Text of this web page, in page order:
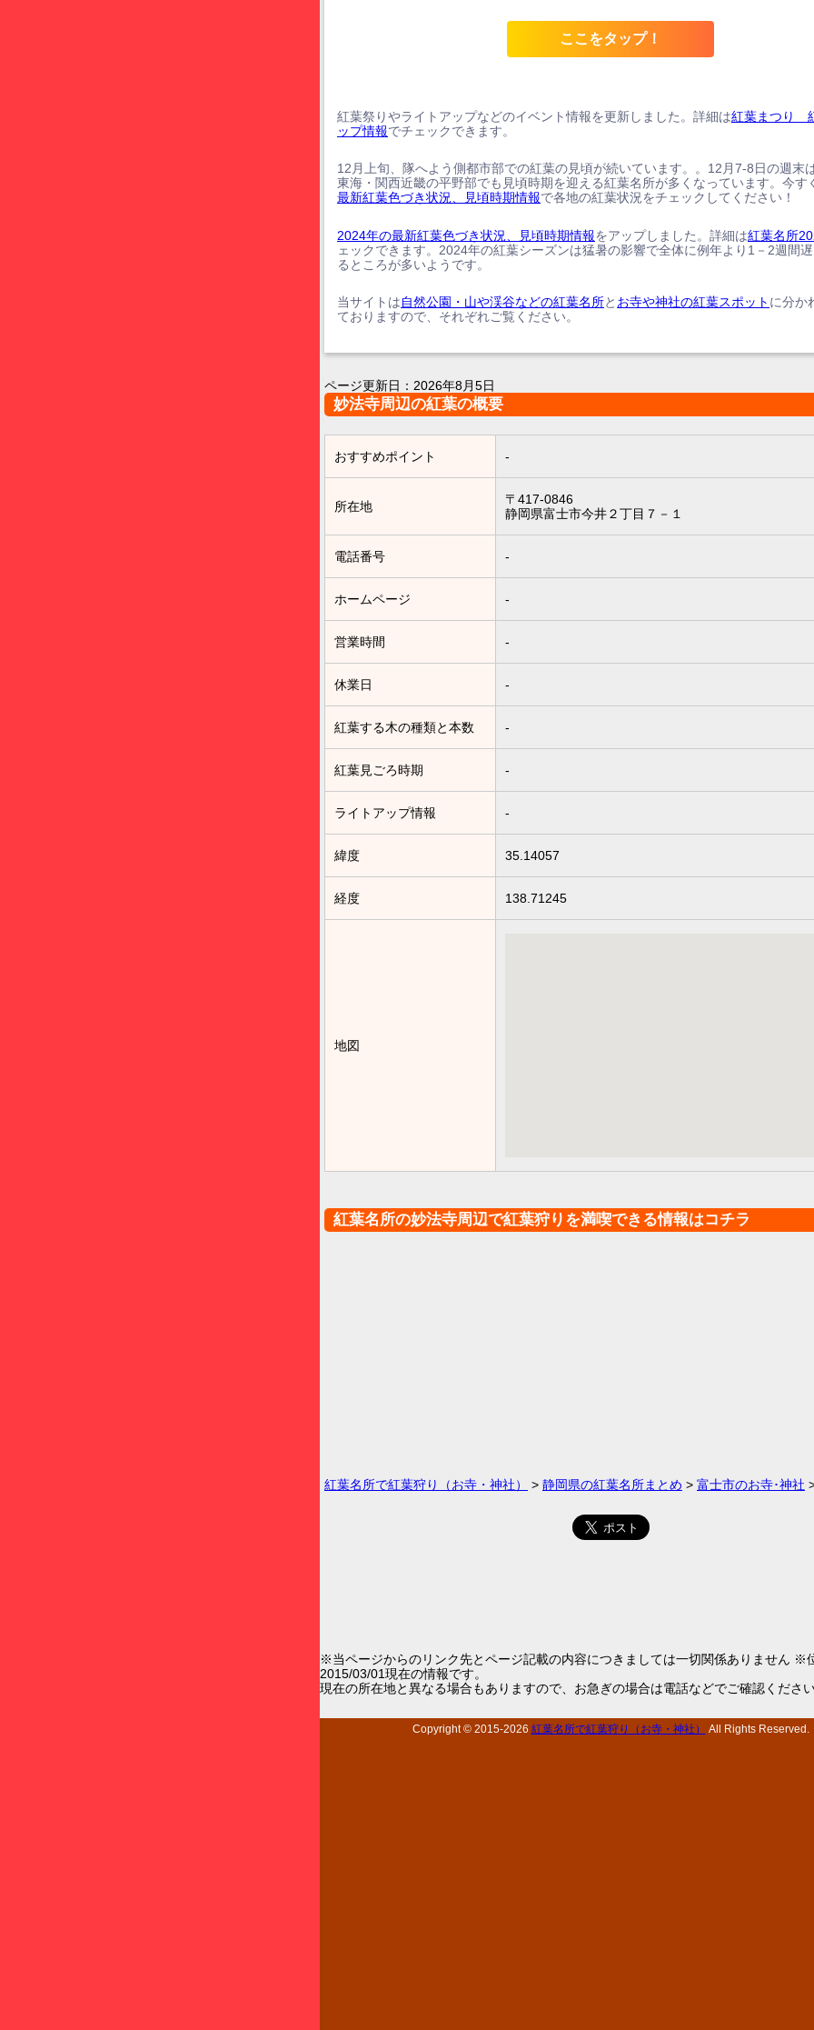
ここをタップ！
紅葉祭りやライトアップなどのイベント情報を更新しました。詳細は紅葉まつり
ップ情報でチェックできます。
12月上旬、隊へよう側都市部での紅葉の見頃が続いています。。12月7-8日の週末
東海・関西近畿の平野部でも見頃時期を迎える紅葉名所が多くなっています。今す
最新紅葉色づき状況、見頃時期情報で各地の紅葉状況をチェックしてください！
2024年の最新紅葉色づき状況、見頃時期情報をアップしました。詳細は紅葉名所
ェックできます。2024年の紅葉シーズンは猛暑の影響で全体に例年より1－2週間
るところが多いようです。
当サイトは自然公園・山や渓谷などの紅葉名所と お寺や神社の紅葉スポット に分か
ておりますので、それぞれご覧ください。
ページ更新日： 2026年8月5日
妙法寺周辺の紅葉の概要
おすすめポイント -
所在地
〒417-0846
静岡県富士市今井２丁目７－１
電話番号 -
ホームページ -
営業時間 -
休業日 -
紅葉する木の種類と本数 -
紅葉見ごろ時期 -
ライトアップ情報 -
緯度 35.14057
経度 138.71245
地図
紅葉名所の妙法寺周辺で紅葉狩りを満喫できる情報はコチラ
紅葉名所で紅葉狩り（お寺・神社） > 静岡県の紅葉名所まとめ > 富士市のお寺･神社
※当ページからのリンク先とページ記載の内容につきましては一切関係ありません ※
2015/03/01現在の情報です。
現在の所在地と異なる場合もありますので、お急ぎの場合は電話などでご確認ください
Copyright © 2015-2026 紅葉名所で紅葉狩り（お寺・神社） All Rights Reserved.